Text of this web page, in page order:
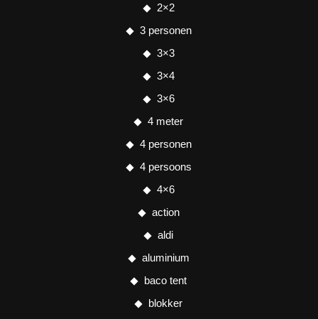
2×2
3 personen
3×3
3×4
3×6
4 meter
4 personen
4 persoons
4×6
action
aldi
aluminium
baco tent
blokker